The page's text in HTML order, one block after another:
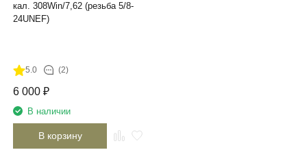
кал. 308Win/7,62 (резьба 5/8-
24UNEF)
5.0 (2)
6 000 ₽
В наличии
В корзину